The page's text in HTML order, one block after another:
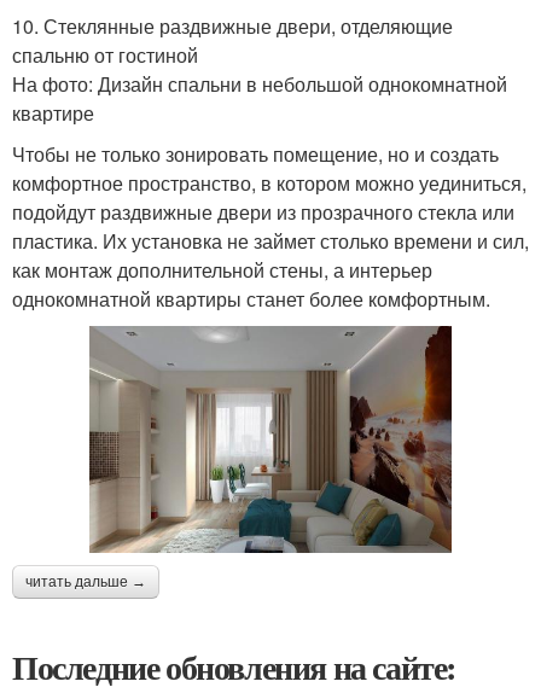
10. Стеклянные раздвижные двери, отделяющие
спальню от гостиной
На фото: Дизайн спальни в небольшой однокомнатной
квартире
Чтобы не только зонировать помещение, но и создать
комфортное пространство, в котором можно уединиться,
подойдут раздвижные двери из прозрачного стекла или
пластика. Их установка не займет столько времени и сил,
как монтаж дополнительной стены, а интерьер
однокомнатной квартиры станет более комфортным.
читать дальше →
Последние обновления на сайте: